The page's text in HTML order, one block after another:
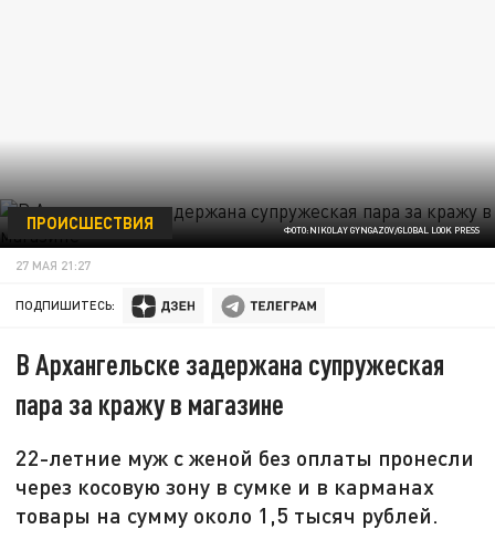
ФОТО:NIKOLAY GYNGAZOV/GLOBAL LOOK PRESS
ПРОИСШЕСТВИЯ
27 МАЯ 21:27
ПОДПИШИТЕСЬ:
В Архангельске задержана супружеская
пара за кражу в магазине
22-летние муж с женой без оплаты пронесли
через косовую зону в сумке и в карманах
товары на сумму около 1,5 тысяч рублей.